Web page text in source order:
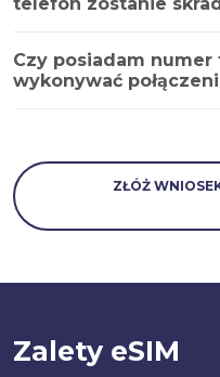
Czy posiadam
wykonywać
ZŁÓŻ
Zalety eSIM